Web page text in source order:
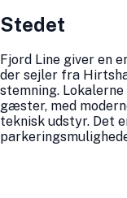
Stedet
Fjord Line giver en
der sejler fra
stemning.
gæster, med
teknisk udstyr. Det